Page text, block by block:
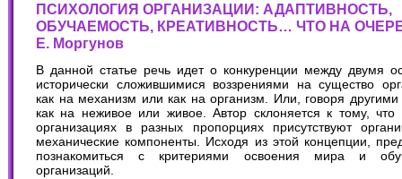
ПСИХОЛОГИЯ ОРГАНИЗАЦИИ: АДАПТИВНОСТЬ,
ОБУЧАЕМОСТЬ, КРЕАТИВНОСТЬ… ЧТО НА
Е. Моргунов
В данной статье речь идет о конкуренции между двумя
исторически сложившимися воззрениями на существо
как на механизм или как на организм. Или, говоря
как на неживое или живое. Автор склоняется к тому, что
организациях в разных пропорциях присутствуют
механические компоненты. Исходя из этой концепции,
познакомиться с критериями освоения мира и
организаций.